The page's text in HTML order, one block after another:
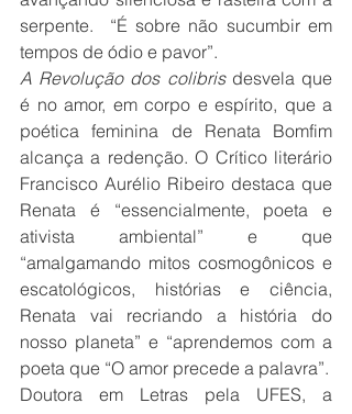
serpente.  “É sobre não sucumbir em
tempos de ódio e pavor”.
A Revolução dos colibris desvela que
é no amor, em corpo e espírito, que a
poética feminina de Renata Bomfim
alcança a redenção. O Crítico literário
Francisco Aurélio Ribeiro destaca que
Renata é “essencialmente, poeta e
ativista ambiental” e que
“amalgamando mitos cosmogônicos e
escatológicos, histórias e ciência,
Renata vai recriando a história do
nosso planeta” e “aprendemos com a
poeta que “O amor precede a palavra”.
Doutora em Letras pela UFES, a